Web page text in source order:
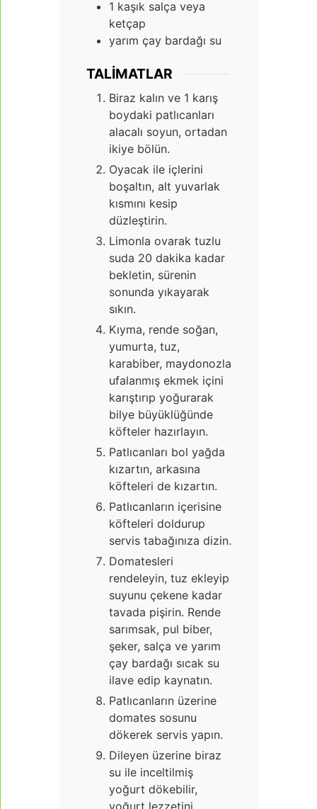
1 kaşık salça veya
ketçap
yarım çay bardağı su
TALIMATLAR
Biraz kalın ve 1 karış
boydaki patlıcanları
alacalı soyun, ortadan
ikiye bölün.
Oyacak ile içlerini
boşaltın, alt yuvarlak
kısmını kesip
düzleştirin.
Limonla ovarak tuzlu
suda 20 dakika kadar
bekletin, sürenin
sonunda yıkayarak
sıkın.
Kıyma, rende soğan,
yumurta, tuz,
karabiber, maydonozla
ufalanmış ekmek içini
karıştırıp yoğurarak
bilye büyüklüğünde
köfteler hazırlayın.
Patlıcanları bol yağda
kızartın, arkasına
köfteleri de kızartın.
Patlıcanların içerisine
köfteleri doldurup
servis tabağınıza dizin.
Domatesleri
rendeleyin, tuz ekleyip
suyunu çekene kadar
tavada pişirin. Rende
sarımsak, pul biber,
şeker, salça ve yarım
çay bardağı sıcak su
ilave edip kaynatın.
Patlıcanların üzerine
domates sosunu
dökerek servis yapın.
Dileyen üzerine biraz
su ile inceltilmiş
yoğurt dökebilir,